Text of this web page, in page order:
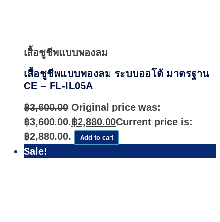
เสื้อชูชีพแบบพองลม
เสื้อชูชีพแบบพองลม ระบบออโต้ มาตรฐาน
CE – FL-IL05A
฿3,600.00 Original price was:
฿3,600.00.฿2,880.00Current price is:
฿2,880.00.
Add to cart
Sale!